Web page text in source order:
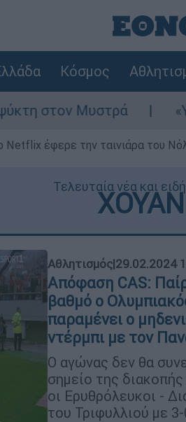
Κόσμος
«Υπάρχει
Netflix έφερε την ταινιάρα του
Τελευταία νέα και
Αθλητισμός|29.02.2024
Απόφαση CAS:
βαθμό ο
παραμένει ο
ντέρμπι με τον
O αγώνας δεν θα
σημείο της
οι Ερυθρόλευκοι -
του Τριφυλλιού με